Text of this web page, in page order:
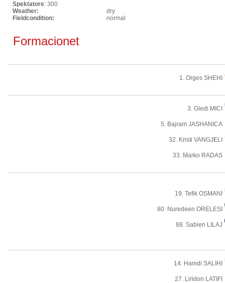
Spektatore: 300
Weather:
dry
Fieldcondition:
normal
Formacionet
1. Orges SHEHI
3. Gledi MICI
5. Bajram JASHANICA
32. Kristi VANGJELI
33. Marko RADAS
19. Tefik OSMANI
80. Nuredeen ORELESI
88. Sabien LILAJ
14. Hamdi SALIHI
27. Liridon LATIFI